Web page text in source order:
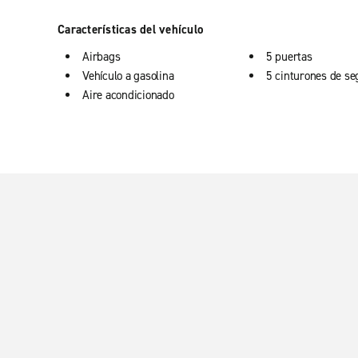
Características del vehículo
Airbags
Vehículo a gasolina
Aire acondicionado
5 puertas
5 cinturones de